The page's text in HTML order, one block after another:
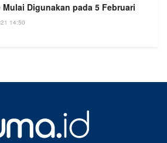
Mulai Digunakan pada 5 Februari
14:50